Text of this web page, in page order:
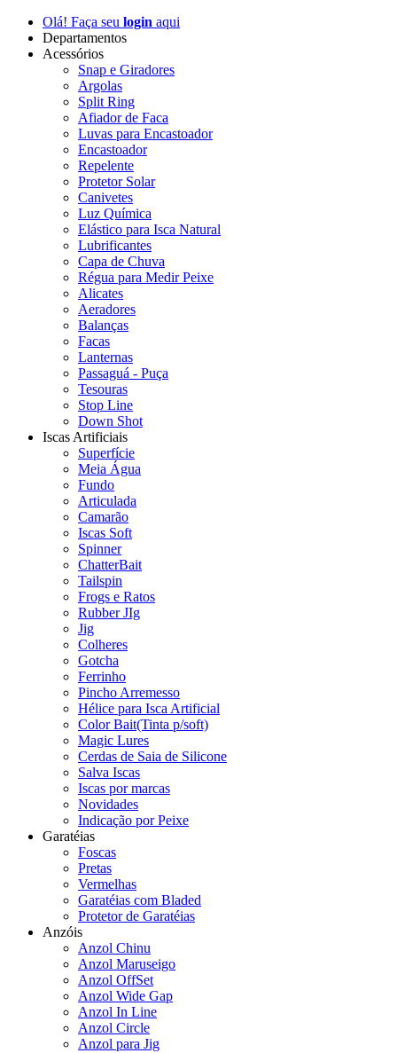
Olá! Faça seu login aqui
Departamentos
Acessórios
Snap e Giradores
Argolas
Split Ring
Afiador de Faca
Luvas para Encastoador
Encastoador
Repelente
Protetor Solar
Canivetes
Luz Química
Elástico para Isca Natural
Lubrificantes
Capa de Chuva
Régua para Medir Peixe
Alicates
Aeradores
Balanças
Facas
Lanternas
Passaguá - Puça
Tesouras
Stop Line
Down Shot
Iscas Artificiais
Superfície
Meia Água
Fundo
Articulada
Camarão
Iscas Soft
Spinner
ChatterBait
Tailspin
Frogs e Ratos
Rubber JIg
Jig
Colheres
Gotcha
Ferrinho
Pincho Arremesso
Hélice para Isca Artificial
Color Bait(Tinta p/soft)
Magic Lures
Cerdas de Saia de Silicone
Salva Iscas
Iscas por marcas
Novidades
Indicação por Peixe
Garatéias
Foscas
Pretas
Vermelhas
Garatéias com Bladed
Protetor de Garatéias
Anzóis
Anzol Chinu
Anzol Maruseigo
Anzol OffSet
Anzol Wide Gap
Anzol In Line
Anzol Circle
Anzol para Jig